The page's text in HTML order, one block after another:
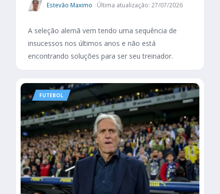
Estevão Maximo Última atualização: 27/07/2026
A seleção alemã vem tendo uma sequência de
insucessos nos últimos anos e não está
encontrando soluções para ser seu treinador.
FUTEBOL